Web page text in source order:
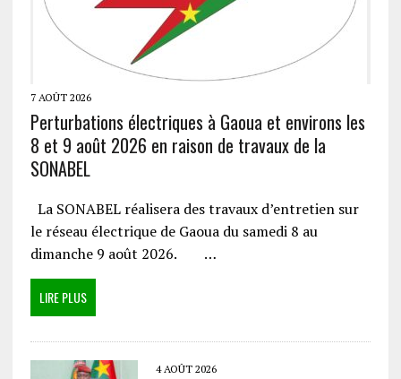
7 AOÛT 2026
Perturbations électriques à Gaoua et environs les
8 et 9 août 2026 en raison de travaux de la
SONABEL
La SONABEL réalisera des travaux d’entretien sur
le réseau électrique de Gaoua du samedi 8 au
dimanche 9 août 2026. …
LIRE PLUS
4 AOÛT 2026